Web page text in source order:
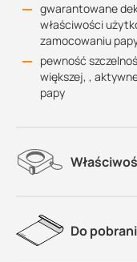
gwarantowane
właściwości
zamocowaniu
pewność
większej, ,
papy
Do